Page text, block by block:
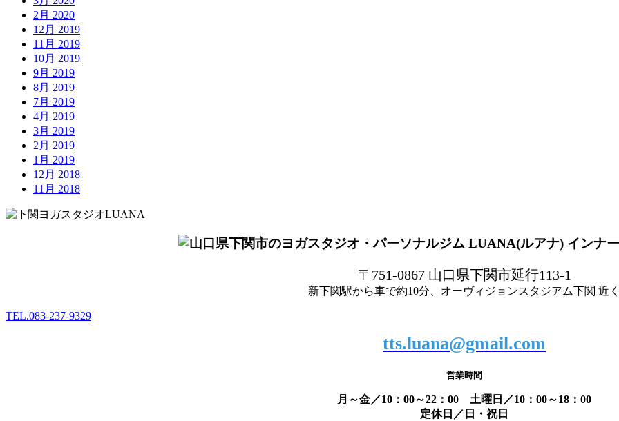
2月 2020
12月 2019
11月 2019
10月 2019
9月 2019
8月 2019
7月 2019
4月 2019
3月 2019
2月 2019
1月 2019
12月 2018
11月 2018
〒751-0867 山口県下関市延行113-1
新下関駅から車で約10分、オーヴィジョンスタジアム下関 近
TEL.083-237-9329
tts.luana@gmail.com
営業時間
月～金／10：00～22：00 土曜日／10：00～18：00
定休日／日・祝日